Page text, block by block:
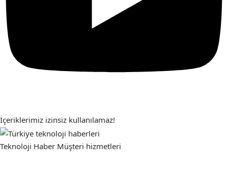
İçeriklerimiz izinsiz kullanılamaz!
Teknoloji Haber Müşteri hizmetleri